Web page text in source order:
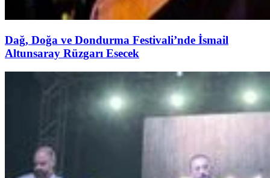
Dağ, Doğa ve Dondurma Festivali’nde İsmail
Altunsaray Rüzgarı Esecek